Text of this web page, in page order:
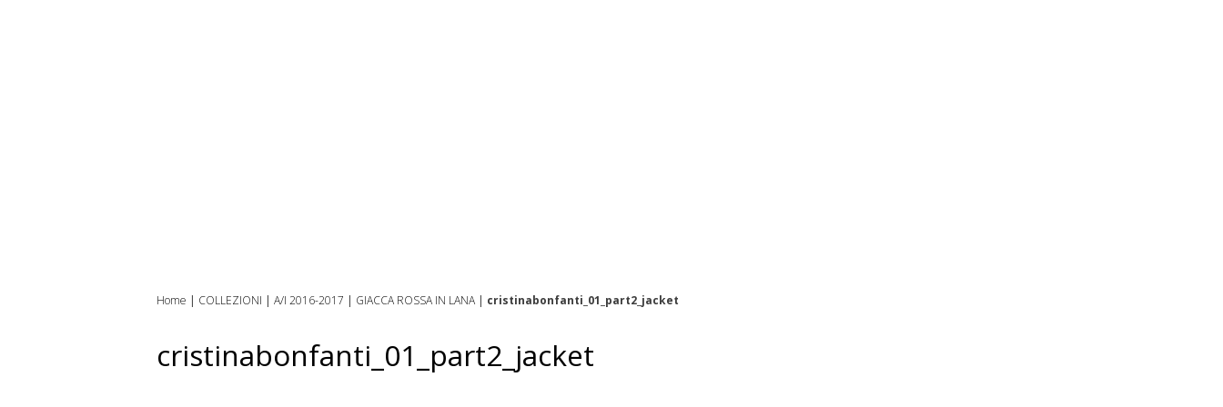
Home | COLLEZIONI | A/I 2016-2017 | GIACCA ROSSA IN LANA | cristinabonfanti_01_part2_jacket
cristinabonfanti_01_part2_jacket